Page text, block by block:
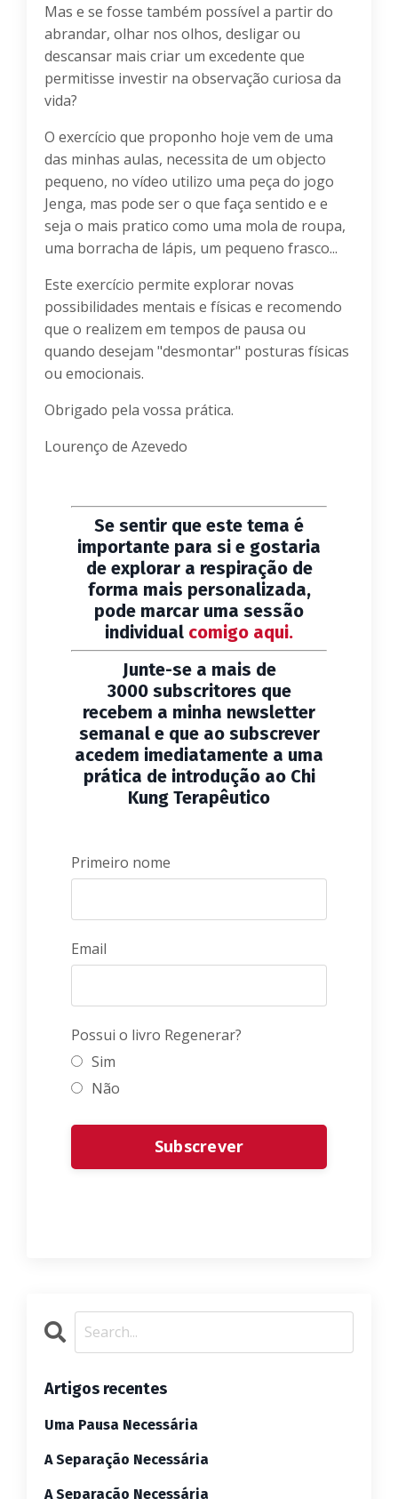
Mas e se fosse também possível a partir do
abrandar, olhar nos olhos, desligar ou
descansar mais criar um excedente que
permitisse investir na observação curiosa da
vida?
O exercício que proponho hoje vem de uma
das minhas aulas, necessita de um objecto
pequeno, no vídeo utilizo uma peça do jogo
Jenga, mas pode ser o que faça sentido e e
seja o mais pratico como uma mola de roupa,
uma borracha de lápis, um pequeno frasco...
Este exercício permite explorar novas
possibilidades mentais e físicas e recomendo
que o realizem em tempos de pausa ou
quando desejam "desmontar" posturas físicas
ou emocionais.
Obrigado pela vossa prática.
Lourenço de Azevedo
Se sentir que este tema é
importante para si e gostaria
de explorar a respiração de
forma mais personalizada,
pode marcar uma sessão
individual comigo aqui.
Junte-se a mais de
3000 subscritores que
recebem a minha newsletter
semanal e que ao subscrever
acedem imediatamente a uma
prática de introdução ao Chi
Kung Terapêutico
Primeiro nome
Email
Possui o livro Regenerar?
Sim
Não
Form
submission[]Subscrever
Artigos recentes
Uma Pausa Necessária
A Separação Necessária
A Separação Necessária